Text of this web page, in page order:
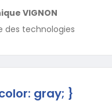
VIGNON
des technologies
gray; }